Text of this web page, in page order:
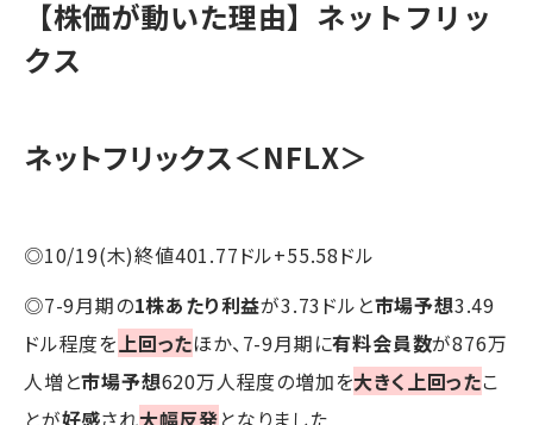
【株価が動いた理由】ネットフリッ
クス
ネットフリックス＜NFLX＞
◎10/19(木)終値401.77ドル+55.58ドル
◎7-9月期の1株あたり利益が3.73ドルと市場予想3.49
ドル程度を 上回ったほか、7-9月期に有料会員数が876万
人増と市場予想620万人程度の増加を大きく上回ったこ
とが好感され大幅反発となりました